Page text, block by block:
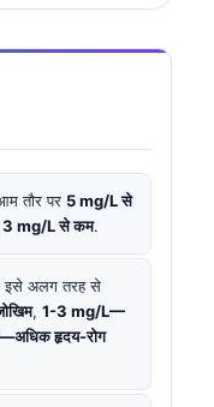
तौर पर 5 mg/L से
3 mg/L से कम.
इसे अलग तरह से
, 1-3 mg/L—
हृदय-रोग